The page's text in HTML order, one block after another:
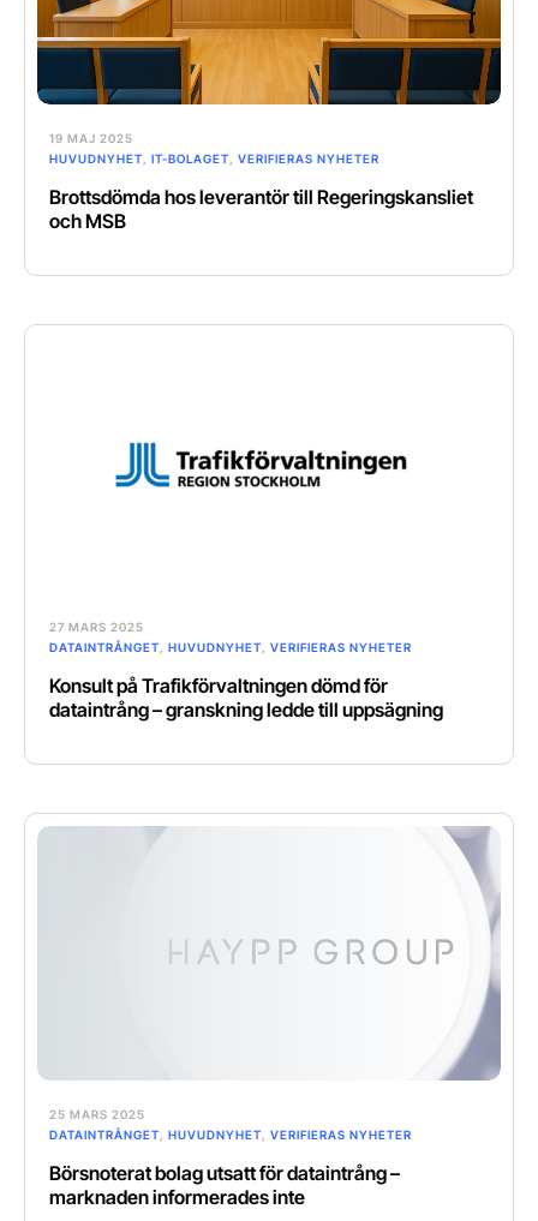
19 MAJ 2025
HUVUDNYHET
IT-BOLAGET VERIFIERAS NYHETER
Brottsdömda hos leverantör till Regeringskansliet
och MSB
27 MARS 2025
DATAINTRÅNGET
HUVUDNYHET VERIFIERAS NYHETER
Konsult på Trafikförvaltningen dömd för
dataintrång – granskning ledde till uppsägning
25 MARS 2025
DATAINTRÅNGET
HUVUDNYHET VERIFIERAS NYHETER
Börsnoterat bolag utsatt för dataintrång –
marknaden informerades inte